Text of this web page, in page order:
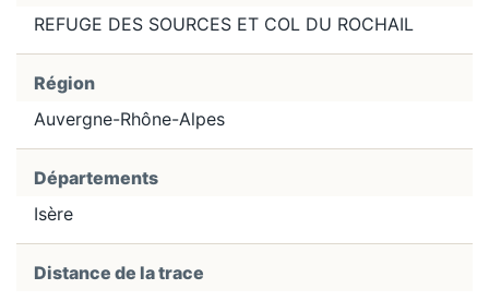
REFUGE DES SOURCES ET COL DU ROCHAIL
Région
Auvergne-Rhône-Alpes
Départements
Isère
Distance de la trace